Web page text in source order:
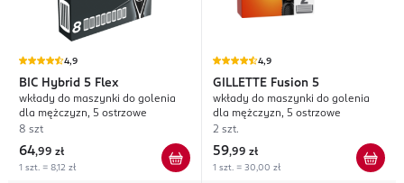
4,9
BIC Hybrid 5 Flex
wkłady do maszynki do golenia
dla mężczyzn, 5 ostrzowe
8 szt
64,99 zł
1 szt. = 8,12 zł
4,9
GILLETTE Fusion 5
wkłady do maszynki do golenia
dla mężczyzn, 5 ostrzowe
2 szt.
59,99 zł
1 szt. = 30,00 zł